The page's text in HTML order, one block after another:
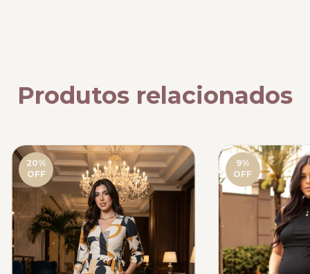
Produtos relacionados
20%
OFF
9%
OFF